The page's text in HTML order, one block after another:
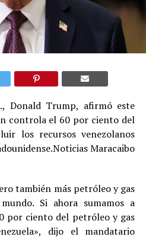
Donald Trump, afirmó este
controla el 60 por ciento del
los recursos venezolanos
Maracaibo
también más petróleo y gas
Si ahora sumamos a
por ciento del petróleo y gas
dijo el mandatario